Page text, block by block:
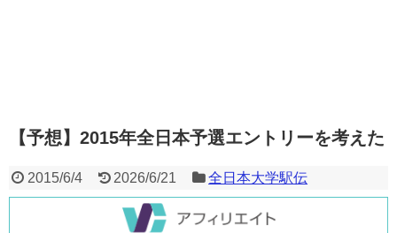
【予想】2015年全日本予選エントリーを考えた
2015/6/4 2026/6/21 全日本大学駅伝